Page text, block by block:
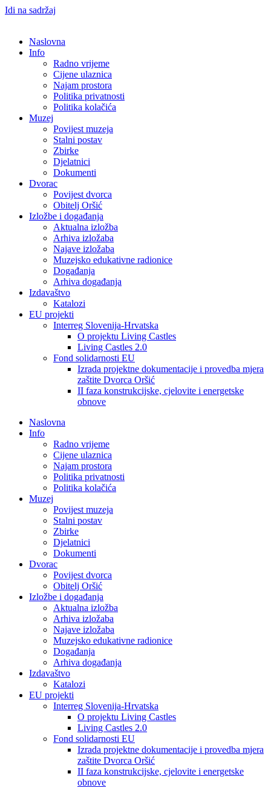
Idi na sadržaj
Naslovna
Info
Radno vrijeme
Cijene ulaznica
Najam prostora
Politika privatnosti
Politika kolačića
Muzej
Povijest muzeja
Stalni postav
Zbirke
Djelatnici
Dokumenti
Dvorac
Povijest dvorca
Obitelj Oršić
Izložbe i događanja
Aktualna izložba
Arhiva izložaba
Najave izložaba
Muzejsko edukativne radionice
Događanja
Arhiva događanja
Izdavaštvo
Katalozi
EU projekti
Interreg Slovenija-Hrvatska
O projektu Living Castles
Living Castles 2.0
Fond solidarnosti EU
Izrada projektne dokumentacije i provedba mjera
zaštite Dvorca Oršić
II faza konstrukcijske, cjelovite i energetske
obnove
Naslovna
Info
Radno vrijeme
Cijene ulaznica
Najam prostora
Politika privatnosti
Politika kolačića
Muzej
Povijest muzeja
Stalni postav
Zbirke
Djelatnici
Dokumenti
Dvorac
Povijest dvorca
Obitelj Oršić
Izložbe i događanja
Aktualna izložba
Arhiva izložaba
Najave izložaba
Muzejsko edukativne radionice
Događanja
Arhiva događanja
Izdavaštvo
Katalozi
EU projekti
Interreg Slovenija-Hrvatska
O projektu Living Castles
Living Castles 2.0
Fond solidarnosti EU
Izrada projektne dokumentacije i provedba mjera
zaštite Dvorca Oršić
II faza konstrukcijske, cjelovite i energetske
obnove